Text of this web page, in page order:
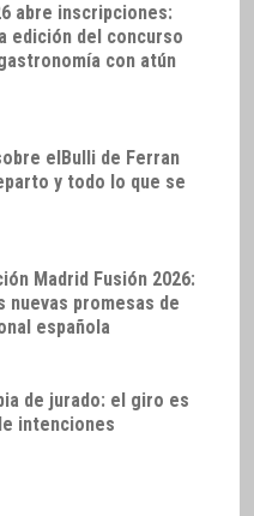
abre inscripciones:
edición del concurso
con atún
elBulli de Ferran
y todo lo que se
Madrid Fusión 2026:
nuevas promesas de
española
de jurado: el giro es
intenciones